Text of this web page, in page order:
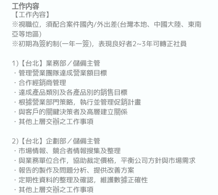
工作内容
【工作內容】
※視職位，須配合案件國內/外出差(台灣本地、中國大陸、東南
亞等地區)
※初期為簽約制(一年一簽)，表現良好者2~3年可轉正社員
1)【台北】業務部／儲備主管
・管理營業團隊達成營業額目標
・合作經銷商管理
・達成產品類別及各產品別的銷售目標
・根據營業部門策略，執行並管理促銷計畫
・與客戶的關鍵決策者及高層建立關係
・其他上層交辦之工作事項
2)【台北】企劃部／儲備主管
・市場情報、競合者情報搜集及整理
・與業務單位合作，協助裁定價格，平衡公司方針與市場需求
・報告的製作及問題分析、提供改善方案
・定期性資料的整理及確認，維護數據正確性
・其他上層交辦之工作事項